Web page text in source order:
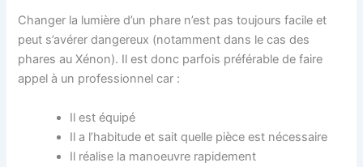
Changer la lumière d’un phare n’est pas toujours facile et
peut s’avérer dangereux (notamment dans le cas des
phares au Xénon). Il est donc parfois préférable de faire
appel à un professionnel car :
Il est équipé
Il a l’habitude et sait quelle pièce est nécessaire
Il réalise la manoeuvre rapidement